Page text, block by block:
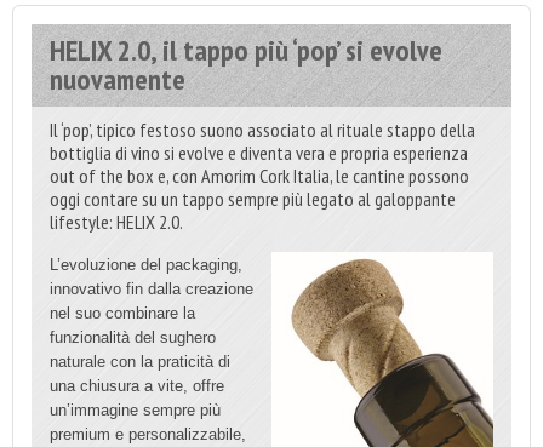
HELIX 2.0, il tappo più ‘pop’ si evolve
nuovamente
Il ‘pop’, tipico festoso suono associato al rituale stappo della
bottiglia di vino si evolve e diventa vera e propria esperienza
out of the box e, con Amorim Cork Italia, le cantine possono
oggi contare su un tappo sempre più legato al galoppante
lifestyle: HELIX 2.0.
L’evoluzione del packaging,
innovativo fin dalla creazione
nel suo combinare la
funzionalità del sughero
naturale con la praticità di
una chiusura a vite, offre
un’immagine sempre più
premium e personalizzabile,